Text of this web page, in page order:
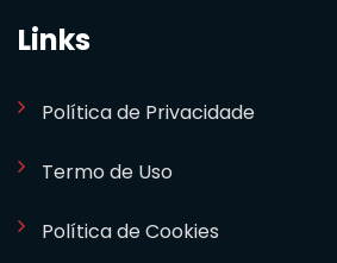
Links
Política de Privacidade
Termo de Uso
Política de Cookies